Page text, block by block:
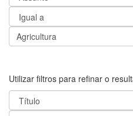
Utilizar filtros para refinar o